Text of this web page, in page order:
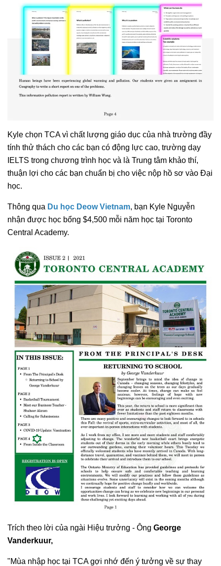
Kyle chọn TCA vì chất lượng giáo dục của nhà trường đầy
tính thử thách cho các bạn có động lực cao, trường dạy
IELTS trong chương trình học và là Trung tâm khảo thí,
thuận lợi cho các bạn chuẩn bị cho việc nộp hồ sơ vào Đại
học.
Thông qua Du học Deow Vietnam, bạn Kyle Nguyễn
nhận được học bổng $4,500 mỗi năm học tại Toronto
Central Academy.
Trích theo lời của ngài Hiệu trưởng - Ông George
Vanderkuur,
"Mùa nhập học tại TCA gợi nhớ đến ý tưởng về sự thay